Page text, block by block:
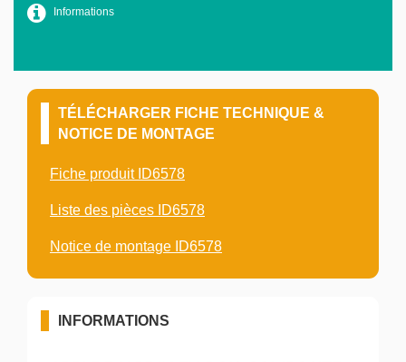
Informations
TÉLÉCHARGER FICHE TECHNIQUE &
NOTICE DE MONTAGE
Fiche produit ID6578
Liste des pièces ID6578
Notice de montage ID6578
INFORMATIONS